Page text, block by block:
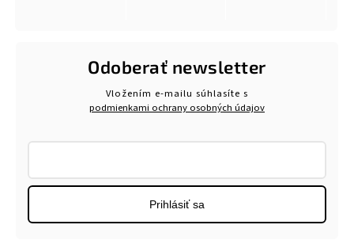
Odoberať newsletter
Vložením e-mailu súhlasíte s
podmienkami ochrany osobných údajov
Prihlásiť sa